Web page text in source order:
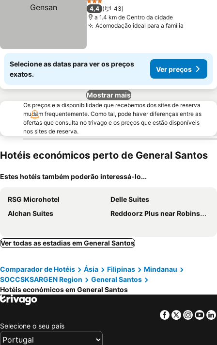
3 Estrelas
4,4
43
a 1.4 km de Centro da cidade
Acomodação ideal para a família
Selecione as datas para ver os preços
exatos.
Ver preços
Mostrar mais
Os preços e a disponibilidade que recebemos dos sites de reserva
mudam frequentemente. Como tal, pode haver diferenças entre as
ofertas que consulta no trivago e os preços que estão disponíveis
nos sites de reserva.
Hotéis económicos perto de General Santos
Estes hotéis também poderão interessá-lo...
RSG Microhotel
Delle Suites
Alchan Suites
Reddoorz Plus near Robinsons Place Gensan
Ver todas as estadias em General Santos
Comparador de Hotéis Ásia Filipinas
Mindanau
SOCCSKSARGEN Region
General Santos
Hotéis económicos em General Santos
Facebook
Twitter
Selecione o seu país